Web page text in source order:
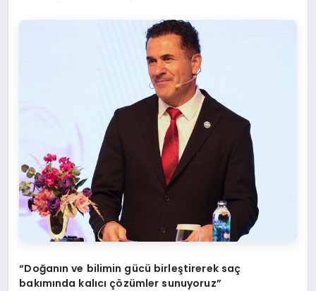
“Doğanın ve bilimin gücü birleştirerek saç
bakımında kalıcı çözümler sunuyoruz”